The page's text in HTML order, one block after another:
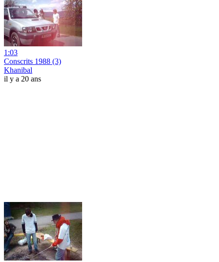
1:03
Conscrits 1988 (3)
Khanibal
il y a 20 ans